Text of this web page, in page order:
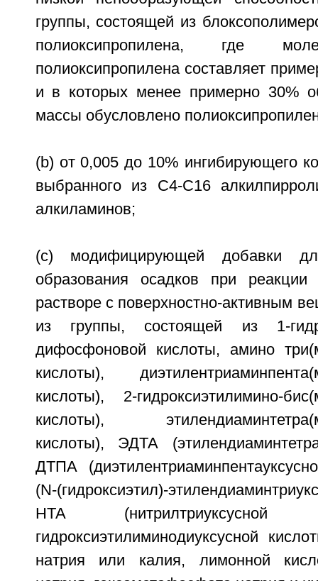
группы, состоящей из
полиоксипропилена, где
полиоксипропилена составляет
и в которых менее примерно 30%
массы обусловлено
(b) от 0,005 до 10% ингибирующего
выбранного из С4-С16
алкиламинов;
(c) модифицирующей добавки
образования осадков при
растворе с поверхностно-активным
из группы, состоящей из 1-
дифосфоновой кислоты, амино
кислоты),
кислоты), 2-гидроксиэтилимино-
кислоты),
кислоты), ЭДТА
ДТПА
(N-(гидроксиэтил)-
НТА
гидроксиэтилиминодиуксусной
натрия или калия, лимонной